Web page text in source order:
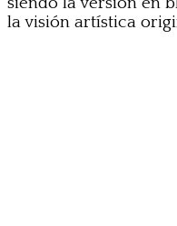
la visión artística